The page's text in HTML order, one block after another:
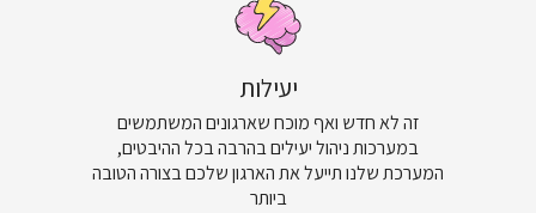
יעילות
זה לא חדש ואף מוכח שארגונים המשתמשים
במערכות ניהול יעילים בהרבה בכל ההיבטים,
המערכת שלנו תייעל את הארגון שלכם בצורה הטובה
ביותר